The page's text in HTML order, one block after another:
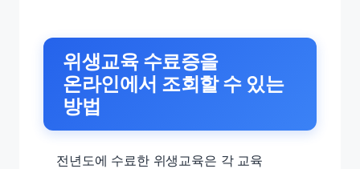
위생교육 수료증을
온라인에서 조회할 수 있는
방법
전년도에 수료한 위생교육은 각 교육